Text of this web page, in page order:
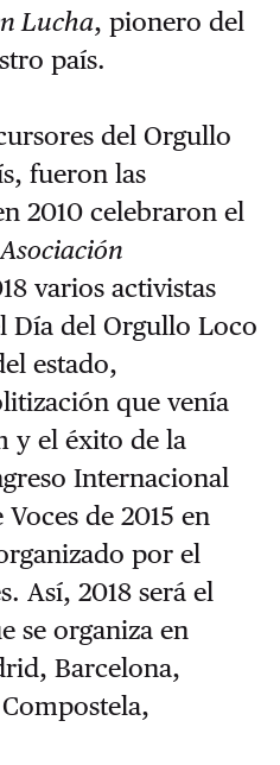
Lucha, pionero del
país.
del Orgullo
fueron las
2010 celebraron el
Asociación
varios activistas
Día del Orgullo Loco
estado,
que venía
y el éxito de la
Internacional
de 2015 en
por el
Así, 2018 será el
se organiza en
Barcelona,